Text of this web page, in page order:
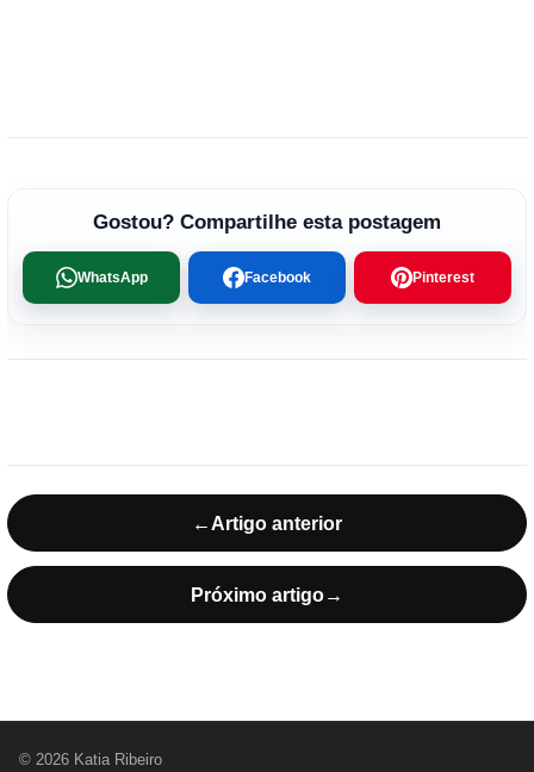
Gostou? Compartilhe esta postagem
WhatsApp Facebook Pinterest
← Artigo anterior
Próximo artigo→
© 2026 Katia Ribeiro